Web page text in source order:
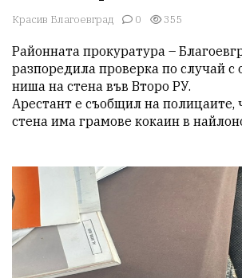
Красив Благоевград 0 355
Районната прокуратура –
разпоредила проверка по случай с
ниша на стена във Второ РУ.
Арестант е съобщил на полицаите,
стена има грамове кокаин в